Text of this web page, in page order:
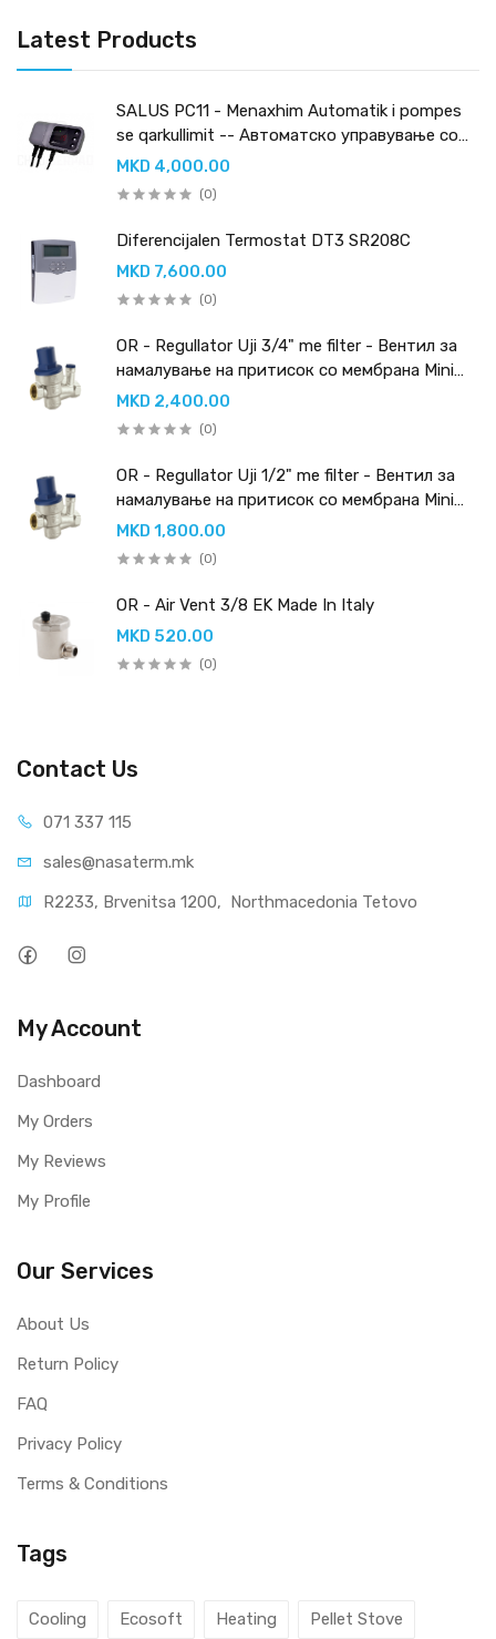
Latest Products
SALUS PC11 - Menaxhim Automatik i pompes
se qarkullimit -- Автоматско управување со
циркулациона пумпа -
MKD 4,000.00
(0)
Diferencijalen Termostat DT3 SR208C
MKD 7,600.00
(0)
OR - Regullator Uji 3/4" me filter - Вентил за
намалување на притисок со мембрана Mini
PN 16 со вграден филтер
MKD 2,400.00
(0)
OR - Regullator Uji 1/2" me filter - Вентил за
намалување на притисок со мембрана Mini
PN 16 со вграден филтер
MKD 1,800.00
(0)
OR - Air Vent 3/8 EK Made In Italy
MKD 520.00
(0)
Contact Us
071 337 115
sales@nasaterm.mk
R2233, Brvenitsa 1200,  Northmacedonia Tetovo
My Account
Dashboard
My Orders
My Reviews
My Profile
Our Services
About Us
Return Policy
FAQ
Privacy Policy
Terms & Conditions
Tags
Cooling Ecosoft Heating Pellet Stove